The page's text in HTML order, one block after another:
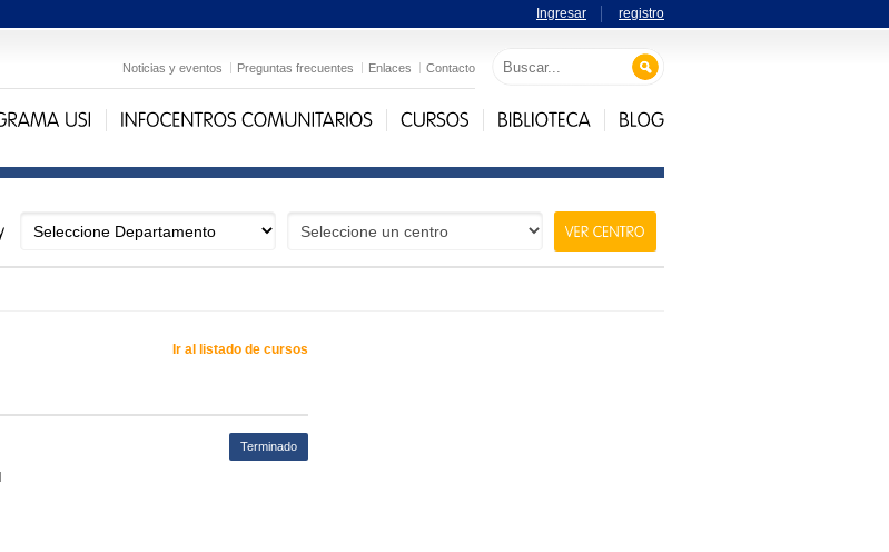
Ingresar registro
Noticias y eventos Preguntas frecuentes Enlaces Contacto
Ir al listado de cursos
Terminado